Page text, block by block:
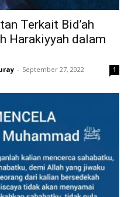
Terkait Bid’ah
Harakiyyah dalam
- September 27, 2022 1